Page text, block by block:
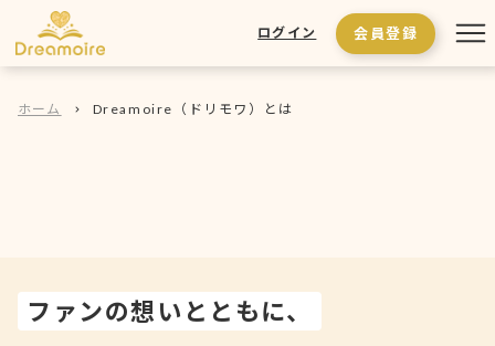
ログイン 会員登録
ホーム Dreamoire（ドリモワ）とは
ファンの想いとともに、